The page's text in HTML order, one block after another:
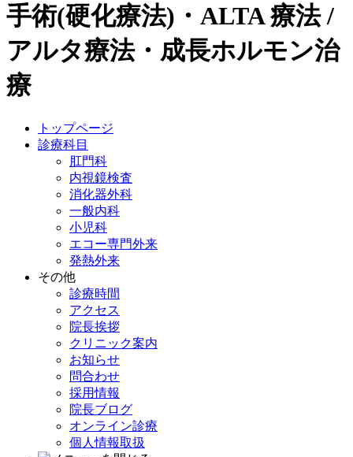
手術(硬化療法)・ALTA 療法 /
アルタ療法・成長ホルモン治
療
トップページ
診療科目
肛門科
内視鏡検査
消化器外科
一般内科
小児科
エコー専門外来
発熱外来
その他
診療時間
アクセス
院長挨拶
クリニック案内
お知らせ
問合わせ
採用情報
院長ブログ
オンライン診療
個人情報取扱